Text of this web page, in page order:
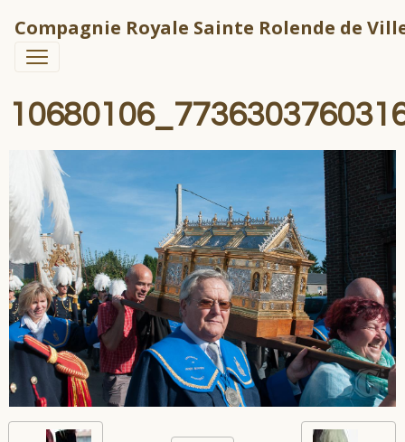
Compagnie Royale Sainte Rolende de